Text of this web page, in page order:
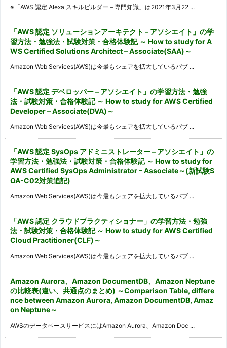
※「AWS 認定 Alexa スキルビルダー – 専門知識」は2021年3月22 ...
「AWS 認定 ソリューションアーキテクト – アソシエイト」の学
習方法・勉強法・試験対策・合格体験記 ～ How to study for A
WS Certified Solutions Architect – Associate(SAA)～
Amazon Web Services(AWS)は今最もシェアを拡大しているパブ ...
「AWS 認定 デベロッパー – アソシエイト」の学習方法・勉強
法・試験対策・合格体験記 ～ How to study for AWS Certified
Developer – Associate(DVA)～
Amazon Web Services(AWS)は今最もシェアを拡大しているパブ ...
「AWS 認定 SysOps アドミニストレーター – アソシエイト」の
学習方法・勉強法・試験対策・合格体験記 ～ How to study for
AWS Certified SysOps Administrator – Associate～(新試験S
OA-C02対策追記)
Amazon Web Services(AWS)は今最もシェアを拡大しているパブ ...
「AWS 認定 クラウドプラクティショナー」の学習方法・勉強
法・試験対策・合格体験記 ～ How to study for AWS Certified
Cloud Practitioner(CLF)～
Amazon Web Services(AWS)は今最もシェアを拡大しているパブ ...
Amazon Aurora、Amazon DocumentDB、Amazon Neptune
の比較表(違い、共通点のまとめ) ～Comparison Table, differe
nce between Amazon Aurora, Amazon DocumentDB, Amaz
on Neptune～
AWSのデータベースサービスにはAmazon Aurora、Amazon Doc ...